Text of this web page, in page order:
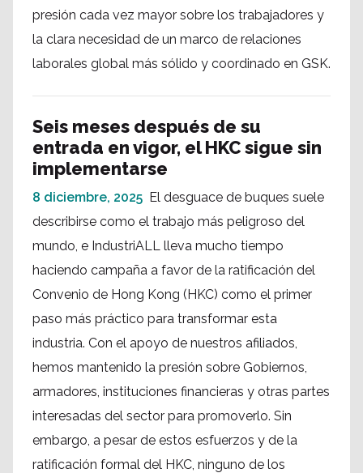
presión cada vez mayor sobre los trabajadores y
la clara necesidad de un marco de relaciones
laborales global más sólido y coordinado en GSK.
Seis meses después de su
entrada en vigor, el HKC sigue sin
implementarse
8 diciembre, 2025 El desguace de buques suele
describirse como el trabajo más peligroso del
mundo, e IndustriALL lleva mucho tiempo
haciendo campaña a favor de la ratificación del
Convenio de Hong Kong (HKC) como el primer
paso más práctico para transformar esta
industria. Con el apoyo de nuestros afiliados,
hemos mantenido la presión sobre Gobiernos,
armadores, instituciones financieras y otras partes
interesadas del sector para promoverlo. Sin
embargo, a pesar de estos esfuerzos y de la
ratificación formal del HKC, ninguno de los